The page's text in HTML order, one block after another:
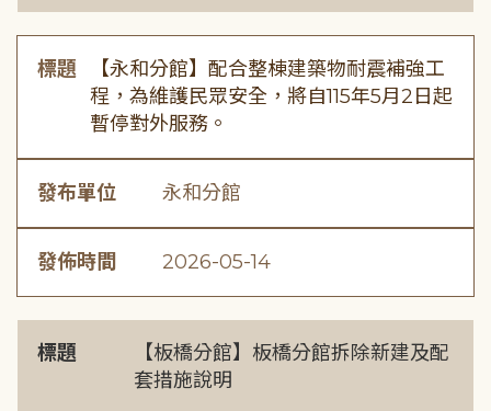
標題
【永和分館】配合整棟建築物耐震補強工
程，為維護民眾安全，將自115年5月2日起
暫停對外服務。
發布單位 永和分館
發佈時間 2026-05-14
標題
【板橋分館】板橋分館拆除新建及配
套措施說明